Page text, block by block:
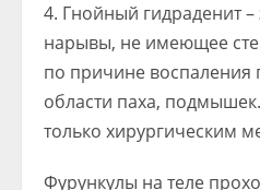
Гнойный гидраденит
нарывы, не имеющее
по причине воспаления
области паха,
только хирургическим
Фурункулы на теле